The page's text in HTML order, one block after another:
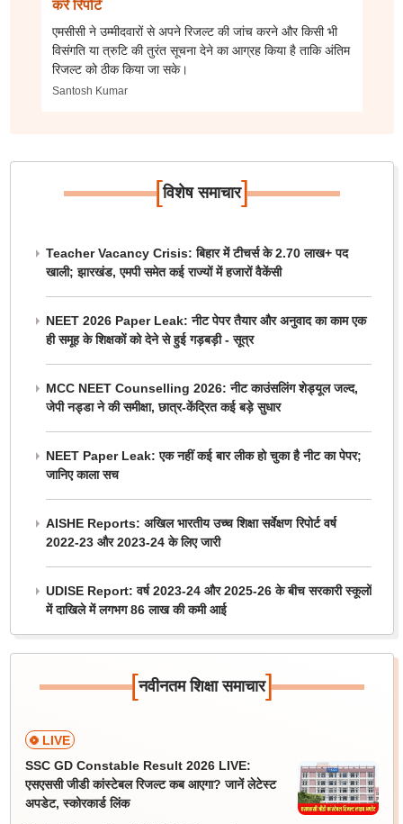
करें रिपोर्ट
एमसीसी ने उम्मीदवारों से अपने रिजल्ट की जांच करने और किसी भी
विसंगति या त्रुटि की तुरंत सूचना देने का आग्रह किया है ताकि अंतिम
रिजल्ट को ठीक किया जा सके।
Santosh Kumar
[विशेष समाचार]
Teacher Vacancy Crisis: बिहार में टीचर्स के 2.70 लाख+ पद
खाली; झारखंड, एमपी समेत कई राज्यों में हजारों वैकेंसी
NEET 2026 Paper Leak: नीट पेपर तैयार और अनुवाद का काम एक
ही समूह के शिक्षकों को देने से हुई गड़बड़ी - सूत्र
MCC NEET Counselling 2026: नीट काउंसलिंग शेड्यूल जल्द,
जेपी नड्डा ने की समीक्षा, छात्र-केंद्रित कई बड़े सुधार
NEET Paper Leak: एक नहीं कई बार लीक हो चुका है नीट का पेपर;
जानिए काला सच
AISHE Reports: अखिल भारतीय उच्च शिक्षा सर्वेक्षण रिपोर्ट वर्ष
2022-23 और 2023-24 के लिए जारी
UDISE Report: वर्ष 2023-24 और 2025-26 के बीच सरकारी स्कूलों
में दाखिले में लगभग 86 लाख की कमी आई
[नवीनतम शिक्षा समाचार]
LIVE
SSC GD Constable Result 2026 LIVE:
एसएससी जीडी कांस्टेबल रिजल्ट कब आएगा? जानें लेटेस्ट
अपडेट, स्कोरकार्ड लिंक